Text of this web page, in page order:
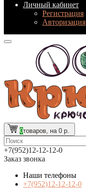
Личный кабинет
Регистрация
Авторизация
0товаров, на 0 р.
+7(952)12-12-12-0
Заказ звонка
Наши телефоны
+7(952)12-12-12-0